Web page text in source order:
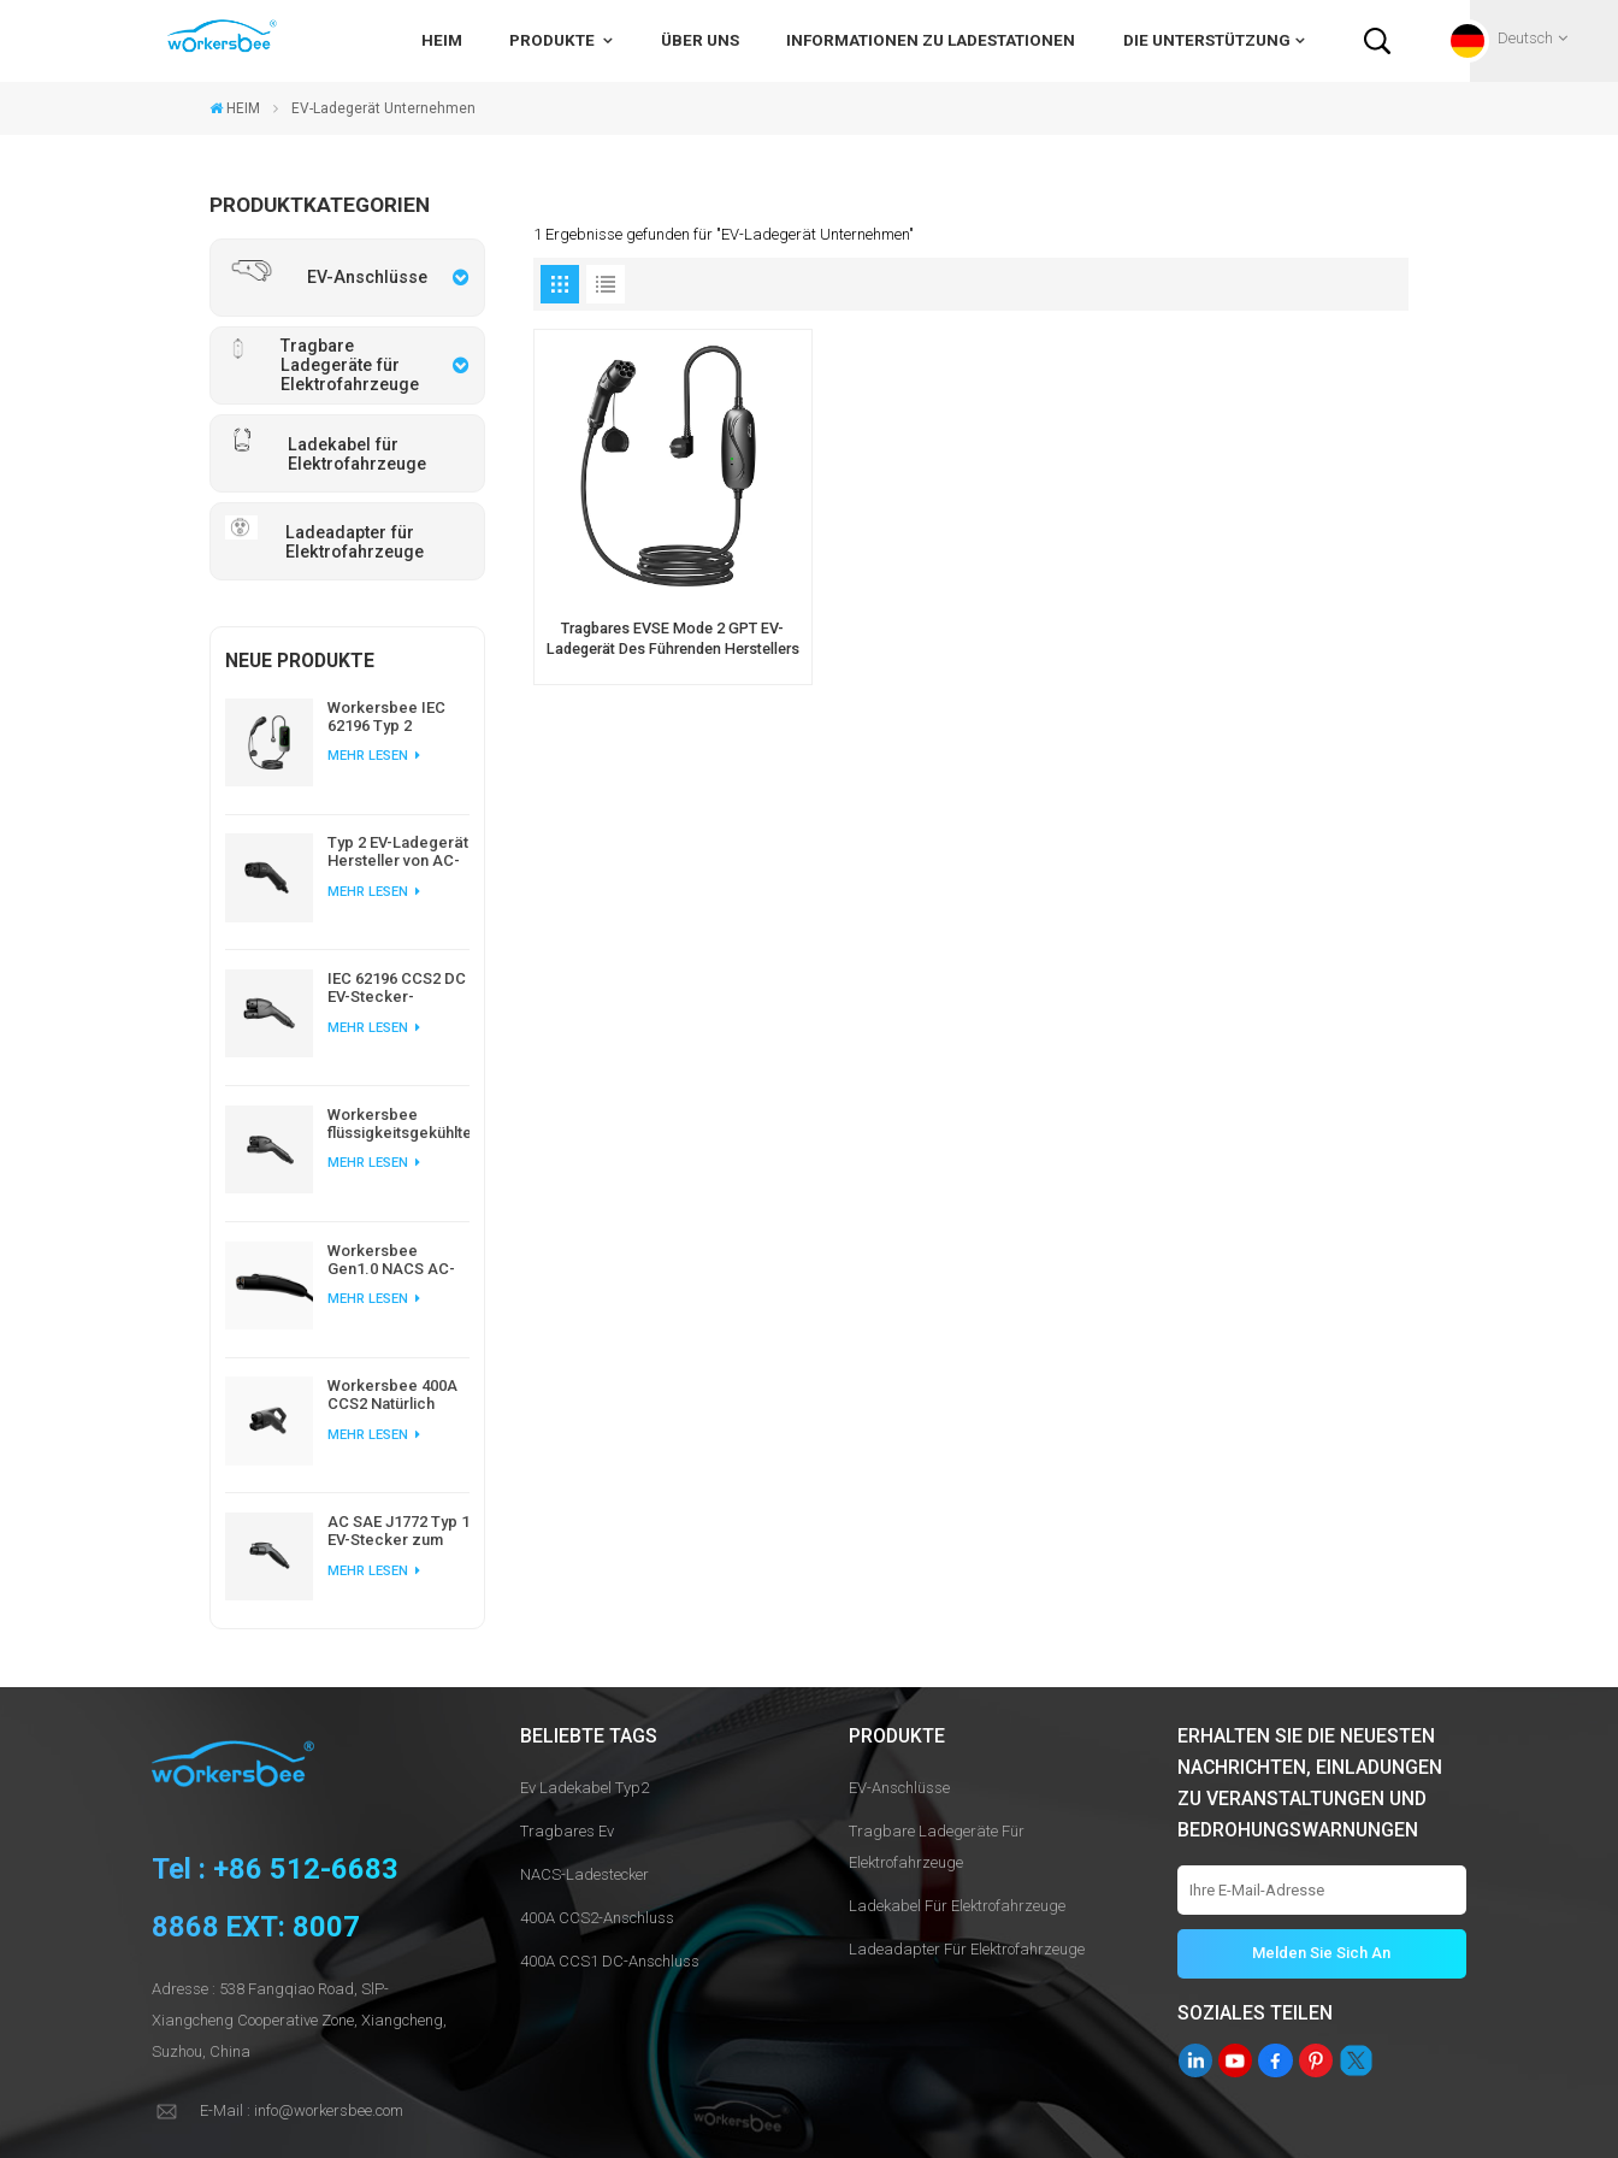
HEIM PRODUKTE ÜBER UNS INFORMATIONEN ZU LADESTATIONEN DIE UNTERSTÜTZUNG Deutsch
HEIM EV-Ladegerät Unternehmen
PRODUKTKATEGORIEN
EV-Anschlüsse
Tragbare
Ladegeräte für
Elektrofahrzeuge
Ladekabel für
Elektrofahrzeuge
Ladeadapter für
Elektrofahrzeuge
NEUE PRODUKTE
Workersbee IEC
62196 Typ 2
Ladegerät mit
MEHR LESEN
Typ 2 EV-Ladegerät
Hersteller von AC-
europäischem
MEHR LESEN
IEC 62196 CCS2 DC
EV-Stecker-
Ladestation
MEHR LESEN
Workersbee
flüssigkeitsgekühlter
Gleichstromstecker
Elektrofahrzeugen
MEHR LESEN
Workersbee
Gen1.0 NACS AC-
das Laden von
MEHR LESEN
Workersbee 400A
CCS2 Natürlich
Anschluss für
MEHR LESEN
AC SAE J1772 Typ 1
EV-Stecker zum
Elektroautos
MEHR LESEN
1 Ergebnisse gefunden für "EV-Ladegerät Unternehmen"
Tragbares EVSE Mode 2 GPT EV-
Ladegerät Des Führenden Herstellers
Tel : +86 512-6683
8868 EXT: 8007
Adresse : 538 Fangqiao Road, SlP-
Xiangcheng Cooperative Zone, Xiangcheng,
Suzhou, China
E-Mail : info@workersbee.com
BELIEBTE TAGS
Ev Ladekabel Typ2
Tragbares Ev
NACS-Ladestecker
400A CCS2-Anschluss
400A CCS1 DC-Anschluss
PRODUKTE
EV-Anschlüsse
Tragbare Ladegeräte Für
Elektrofahrzeuge
Ladekabel Für Elektrofahrzeuge
Ladeadapter Für Elektrofahrzeuge
ERHALTEN SIE DIE NEUESTEN
NACHRICHTEN, EINLADUNGEN
ZU VERANSTALTUNGEN UND
BEDROHUNGSWARNUNGEN
SOZIALES TEILEN